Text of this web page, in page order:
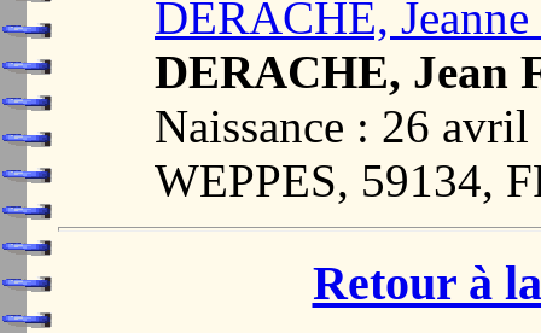
DERACHE,
DERACHE, Jean
Naissance : 26
WEPPES, 59134,
Retour à